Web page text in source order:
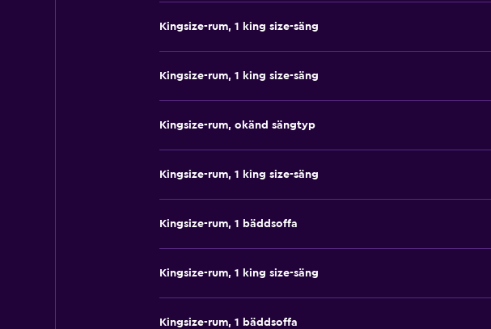
Kingsize-rum, 1 king size-säng
Kingsize-rum, 1 king size-säng
Kingsize-rum, okänd sängtyp
Kingsize-rum, 1 king size-säng
Kingsize-rum, 1 bäddsoffa
Kingsize-rum, 1 king size-säng
Kingsize-rum, 1 bäddsoffa